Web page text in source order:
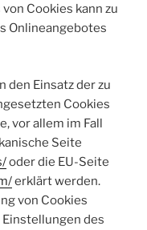
Cookies kann zu
Onlineangebotes
den Einsatz der zu
Cookies
vor allem im Fall
Seite
oder die EU-Seite
erklärt werden.
von Cookies
des